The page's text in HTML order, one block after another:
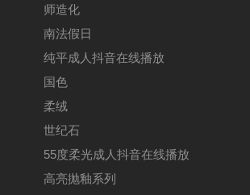
师造化
南法假日
纯平成人抖音在线播放
国色
柔绒
世纪石
55度柔光成人抖音在线播放
高亮抛釉系列